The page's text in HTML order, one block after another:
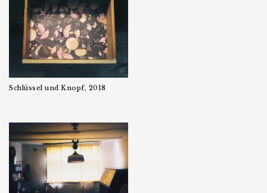
Schlüssel und Knopf, 2018